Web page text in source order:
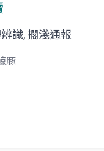
識, 擱淺通報
豚